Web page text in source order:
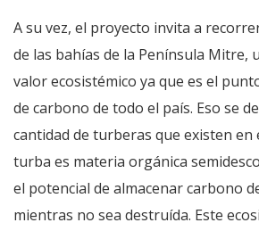
A su vez, el proyecto invita a
de las bahías de la Península Mitre,
valor ecosistémico ya que es el
de carbono de todo el país. Eso se
cantidad de turberas que existen
turba es materia orgánica
el potencial de almacenar carbono
mientras no sea destruída. Este